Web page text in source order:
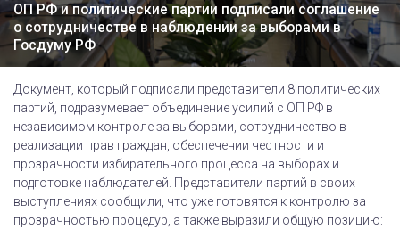
ОП РФ и политические партии подписали соглашение
о сотрудничестве в наблюдении за выборами в
Госдуму РФ
Документ, который подписали представители 8 политических
партий, подразумевает объединение усилий с ОП РФ в
независимом контроле за выборами, сотрудничество в
реализации прав граждан, обеспечении честности и
прозрачности избирательного процесса на выборах и
подготовке наблюдателей. Представители партий в своих
выступлениях сообщили, что уже готовятся к контролю за
прозрачностью процедур, а также выразили общую позицию: